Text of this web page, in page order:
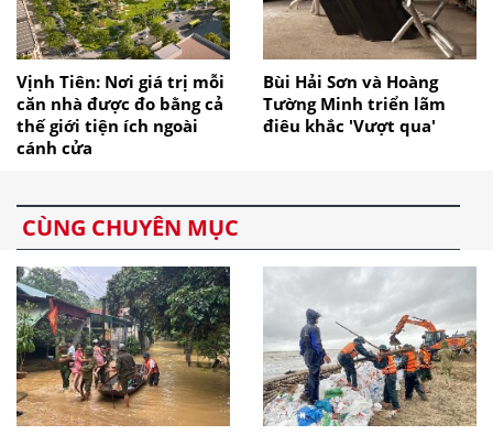
Vịnh Tiên: Nơi giá trị mỗi
căn nhà được đo bằng cả
thế giới tiện ích ngoài
cánh cửa
Bùi Hải Sơn và Hoàng
Tường Minh triển lãm
điêu khắc 'Vượt qua'
CÙNG CHUYÊN MỤC